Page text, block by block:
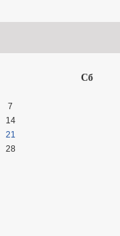
Сб
7
14
21
28